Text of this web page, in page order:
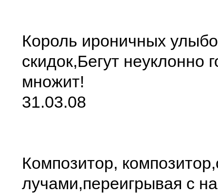
Король ироничных
скидок,Бегут неуклонно
множит!
31.03.08
Композитор, композитор,
лучами,переигрывая с